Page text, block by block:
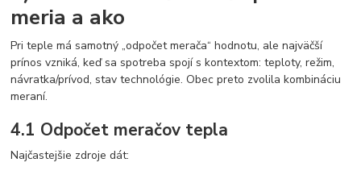
meria a ako
Pri teple má samotný „odpočet merača“ hodnotu, ale najväčší
prínos vzniká, keď sa spotreba spojí s kontextom: teploty, režim,
návratka/prívod, stav technológie. Obec preto zvolila kombináciu
meraní.
4.1 Odpočet meračov tepla
Najčastejšie zdroje dát: